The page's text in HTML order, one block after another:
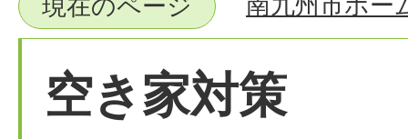
現在のページ 南九州市ホー
空き家対策